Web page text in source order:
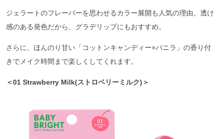
ジェラートのフレーバーを思わせるカラー展開も人気の理由。透け
感のある発色だから、グラデリップにもおすすめ。
さらに、ほんのり甘い「コットンキャンディー×バニラ」の香り付
きでメイク時間まで楽しくしてくれます。
＜01 Strawberry Milk(ストロベリーミルク)＞